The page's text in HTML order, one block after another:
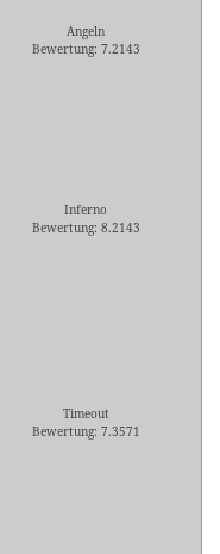
Angeln
Bewertung: 7.2143
Inferno
Bewertung: 8.2143
Timeout
Bewertung: 7.3571